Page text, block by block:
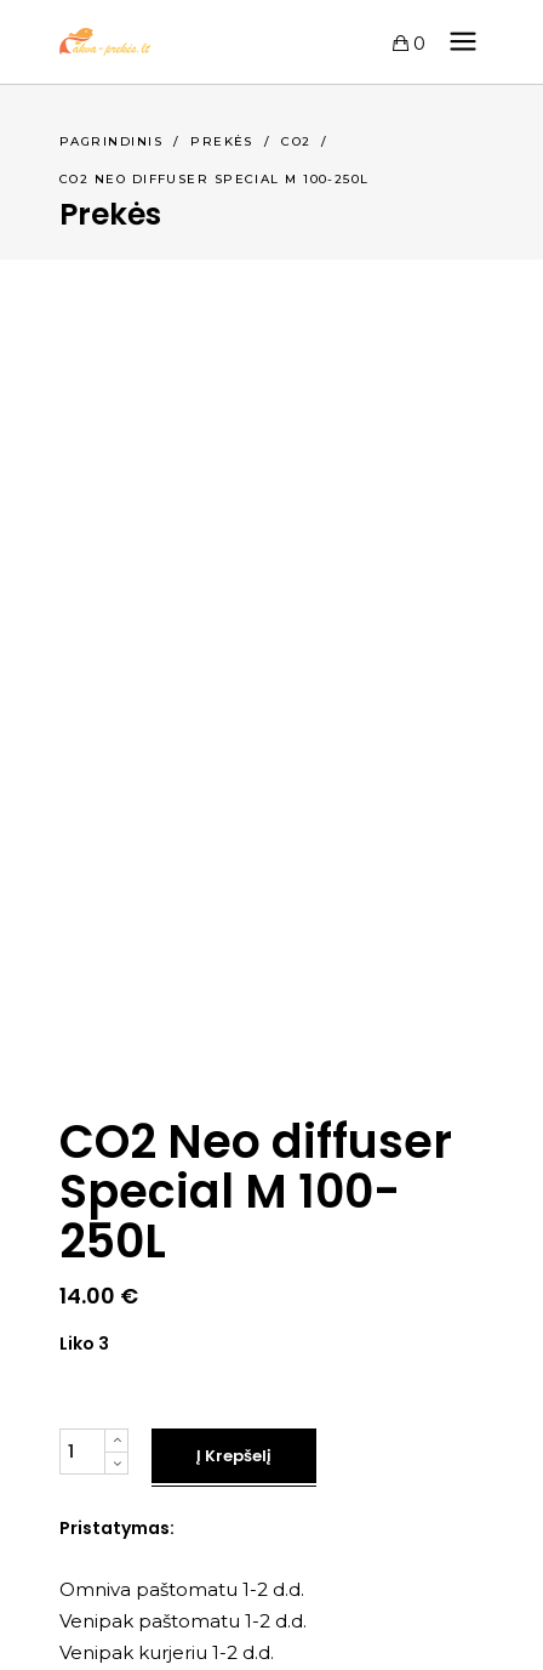
0
PAGRINDINIS / PREKĖS /CO2 /
CO2 NEO DIFFUSER SPECIAL M 100-250L
Prekės
CO2 Neo diffuser
Special M 100-
250L
14.00 €
Liko 3
Kiekis
Į Krepšelį
Pristatymas:
Omniva paštomatu 1-2 d.d.
Venipak paštomatu 1-2 d.d.
Venipak kurjeriu 1-2 d.d.